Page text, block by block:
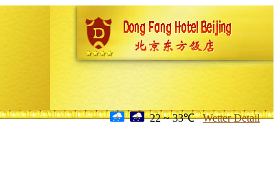
22 ~ 33℃ Wetter Detail